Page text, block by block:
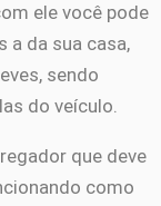
ele você pode
a da sua casa,
sendo
do veículo.
que deve
como